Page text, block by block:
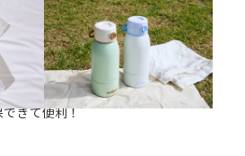
きて便利！